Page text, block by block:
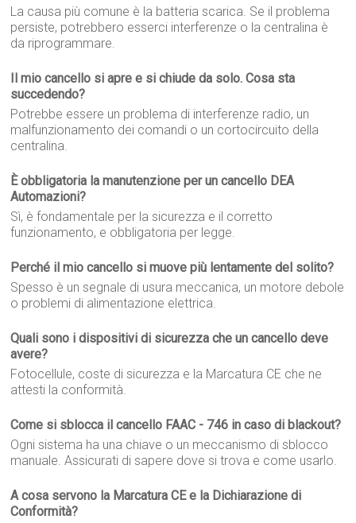
La causa più comune è la batteria scarica. Se il problema
persiste, potrebbero esserci interferenze o la centralina è
da riprogrammare.
Il mio cancello si apre e si chiude da solo. Cosa sta
succedendo?
Potrebbe essere un problema di interferenze radio, un
malfunzionamento dei comandi o un cortocircuito della
centralina.
È obbligatoria la manutenzione per un cancello DEA
Automazioni?
Sì, è fondamentale per la sicurezza e il corretto
funzionamento, e obbligatoria per legge.
Perché il mio cancello si muove più lentamente del solito?
Spesso è un segnale di usura meccanica, un motore debole
o problemi di alimentazione elettrica.
Quali sono i dispositivi di sicurezza che un cancello deve
avere?
Fotocellule, coste di sicurezza e la Marcatura CE che ne
attesti la conformità.
Come si sblocca il cancello FAAC - 746 in caso di blackout?
Ogni sistema ha una chiave o un meccanismo di sblocco
manuale. Assicurati di sapere dove si trova e come usarlo.
A cosa servono la Marcatura CE e la Dichiarazione di
Conformità?